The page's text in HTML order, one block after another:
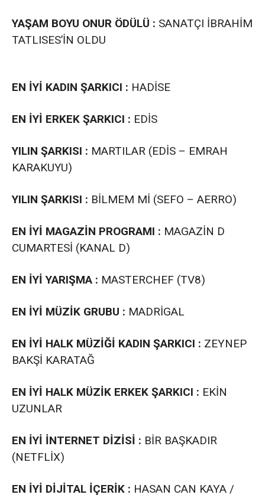
YAŞAM BOYU ONUR ÖDÜLÜ : SANATÇI İBRAHİM
TATLISES’İN OLDU
EN İYİ KADIN ŞARKICI : HADİSE
EN İYİ ERKEK ŞARKICI : EDİS
YILIN ŞARKISI : MARTILAR (EDİS – EMRAH
KARAKUYU)
YILIN ŞARKISI : BİLMEM Mİ (SEFO – AERRO)
EN İYİ MAGAZİN PROGRAMI : MAGAZİN D
CUMARTESİ (KANAL D)
EN İYİ YARIŞMA : MASTERCHEF (TV8)
EN İYİ MÜZİK GRUBU : MADRİGAL
EN İYİ HALK MÜZİĞİ KADIN ŞARKICI : ZEYNEP
BAKŞİ KARATAĞ
EN İYİ HALK MÜZİK ERKEK ŞARKICI : EKİN
UZUNLAR
EN İYİ İNTERNET DİZİSİ : BİR BAŞKADIR
(NETFLİX)
EN İYİ DİJİTAL İÇERİK : HASAN CAN KAYA /